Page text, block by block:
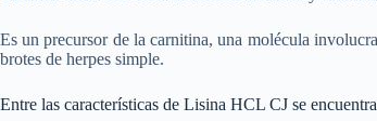
Es un precursor de la carnitina, una molécula
brotes de herpes simple.
Entre las características de Lisina HCL CJ se